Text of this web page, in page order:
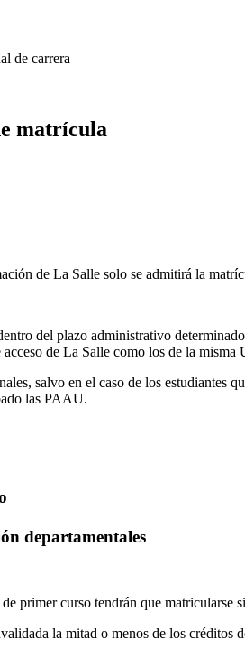
de carrera
matrícula
de La Salle solo se admitirá la
del plazo administrativo
de La Salle como los de la
salvo en el caso de los
las PAAU.
departamentales
primer curso tendrán que matricularse
la mitad o menos de los